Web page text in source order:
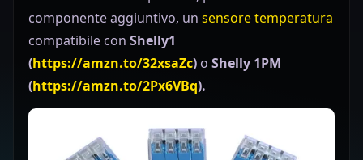
componente aggiuntivo, un sensore temperatura
compatibile con Shelly1
(https://amzn.to/32xsaZc) o Shelly 1PM
(https://amzn.to/2Px6VBq).